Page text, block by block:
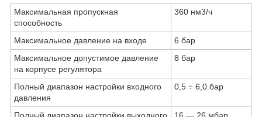
Максимальная пропускная
способность
360 нм3/ч
Максимальное давление на входе
6 бар
Максимальное допустимое давление
на корпусе регулятора
8 бар
Полный диапазон настройки входного
давления
0,5 ÷ 6,0 бар